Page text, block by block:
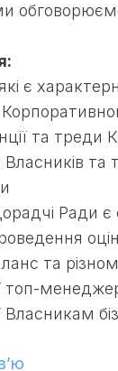
є
та
та
Ради
та
топ-